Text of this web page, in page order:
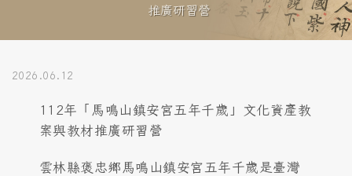
推廣研習營
2026.06.12
112年「馬鳴山鎮安宮五年千歲」文化資產教
案與教材推廣研習營
雲林縣褒忠鄉馬鳴山鎮安宮五年千歲是臺灣